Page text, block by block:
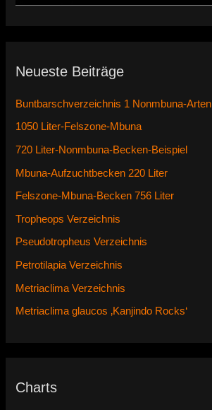
Neueste Beiträge
Buntbarschverzeichnis 1 Nonmbuna-Arten
1050 Liter-Felszone-Mbuna
720 Liter-Nonmbuna-Becken-Beispiel
Mbuna-Aufzuchtbecken 220 Liter
Felszone-Mbuna-Becken 756 Liter
Tropheops Verzeichnis
Pseudotropheus Verzeichnis
Petrotilapia Verzeichnis
Metriaclima Verzeichnis
Metriaclima glaucos ‚Kanjindo Rocks‘
Charts